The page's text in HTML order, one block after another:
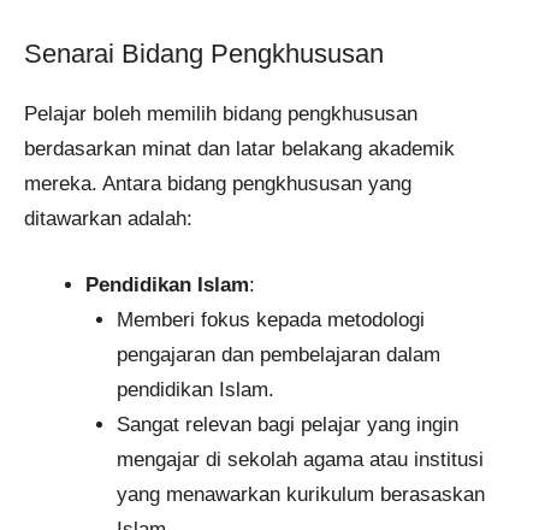
Senarai Bidang Pengkhususan
Pelajar boleh memilih bidang pengkhususan
berdasarkan minat dan latar belakang akademik
mereka. Antara bidang pengkhususan yang
ditawarkan adalah:
Pendidikan Islam:
Memberi fokus kepada metodologi
pengajaran dan pembelajaran dalam
pendidikan Islam.
Sangat relevan bagi pelajar yang ingin
mengajar di sekolah agama atau institusi
yang menawarkan kurikulum berasaskan